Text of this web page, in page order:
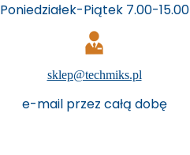
Poniedziałek-Piątek 7.00-15.00
sklep@techmiks.pl
e-mail przez całą dobę